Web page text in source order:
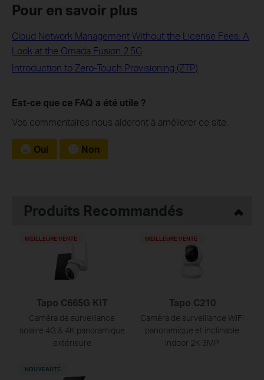
Pour en savoir plus
Cloud Network Management Without the License Fees: A
Look at the Omada Fusion 2.5G
Introduction to Zero-Touch Provisioning (ZTP)
Est-ce que ce FAQ a été utile ?
Vos commentaires nous aideront à améliorer ce site.
Oui Non
Produits Recommandés
Tapo C665G KIT
Caméra de surveillance
solaire 4G & 4K panoramique
extérieure
MEILLEURE VENTE
Tapo C210
Caméra de surveillance WiFi
panoramique et inclinable
Indoor 2K 3MP
MEILLEURE VENTE
NOUVEAUTÉ